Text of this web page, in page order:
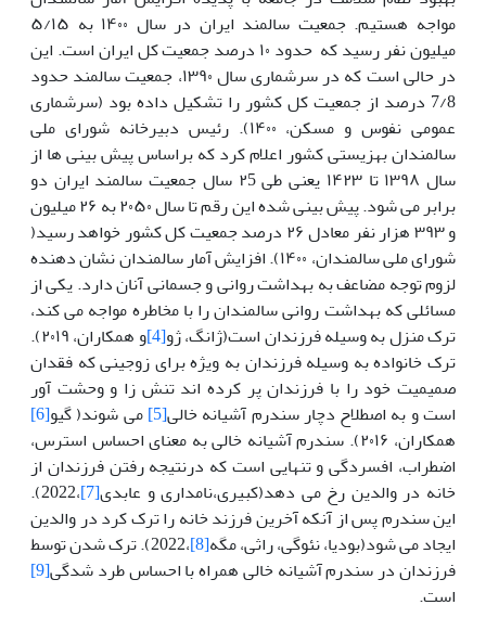
مواجه هستیم. جمعیت سالمند ایران در سال ۱۴۰۰ به ۵/۱۵
میلیون نفر رسید که حدود ۱۰ درصد جمعیت کل ایران است. این
در حالی است که در سرشماری سال ۱۳۹۰، جمعیت سالمند حدود
7/8 درصد از جمعیت کل کشور را تشکیل داده بود (سرشماری
عمومی نفوس و مسکن، ۱۴۰۰). رئیس دبیرخانه شورای ملی
سالمندان بهزیستی کشور اعلام کرد که براساس پیش بینی ها از
سال ۱۳۹۸ تا ۱۴۲۳ یعنی طی ۲5 سال جمعیت سالمند ایران دو
برابر می شود. پیش بینی شده این رقم تا سال ۲۰۵۰ به ۲۶ میلیون
و ۳۹۳ هزار نفر معادل ۲۶ درصد جمعیت کل کشور خواهد رسید(
شورای ملی سالمندان، ۱۴۰۰). افزایش آمار سالمندان نشان دهنده
لزوم توجه مضاعف به بهداشت روانی و جسمانی آنان دارد. یکی از
مسائلی که بهداشت روانی سالمندان را با مخاطره مواجه می کند،
ترک منزل به وسیله فرزندان است(ژانگ، ژو[4]
و همکاران، ۲۰۱۹).
ترک خانواده به وسیله فرزندان به ویژه برای زوجینی که فقدان
صمیمیت خود را با فرزندان پر کرده اند تنش زا و وحشت آور
است و به اصطلاح دچار سندرم آشیانه خالی[5] می شوند( گیو[6]
همکاران، ۲۰۱۶). سندرم آشیانه خالی به معنای احساس استرس،
اضطراب، افسردگی و تنهایی است که درنتیجه رفتن فرزندان از
خانه در والدین رخ می دهد(کبیری،نامداری و عابدی[7]
،2022).
این سندرم پس از آنکه آخرین فرزند خانه را ترک کرد در والدین
ایجاد می شود(بودیا، نئوگی، راثی، مگه[8]
،2022). ترک شدن توسط
فرزندان در سندرم آشیانه خالی همراه با احساس طرد شدگی[9]
است.